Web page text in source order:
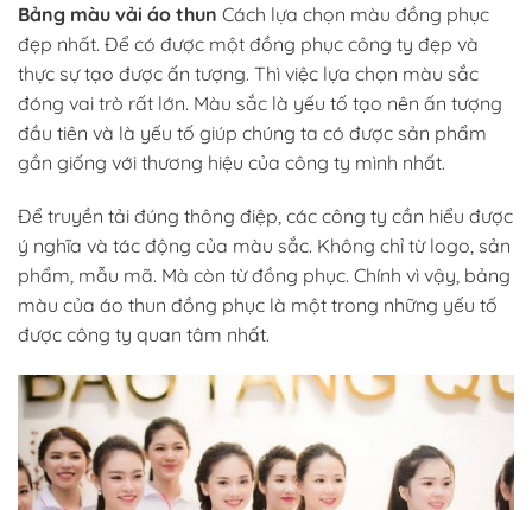
Bảng màu vải áo thun Cách lựa chọn màu đồng phục
đẹp nhất. Để có được một đồng phục công ty đẹp và
thực sự tạo được ấn tượng. Thì việc lựa chọn màu sắc
đóng vai trò rất lớn. Màu sắc là yếu tố tạo nên ấn tượng
đầu tiên và là yếu tố giúp chúng ta có được sản phẩm
gần giống với thương hiệu của công ty mình nhất.
Để truyền tải đúng thông điệp, các công ty cần hiểu được
ý nghĩa và tác động của màu sắc. Không chỉ từ logo, sản
phẩm, mẫu mã. Mà còn từ đồng phục. Chính vì vậy, bảng
màu của áo thun đồng phục là một trong những yếu tố
được công ty quan tâm nhất.